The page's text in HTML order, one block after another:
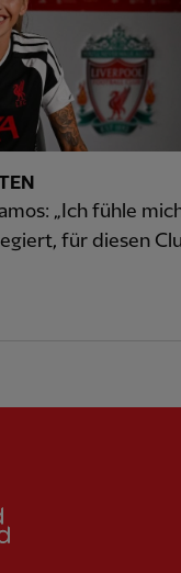
„Ich fühle
für diesen